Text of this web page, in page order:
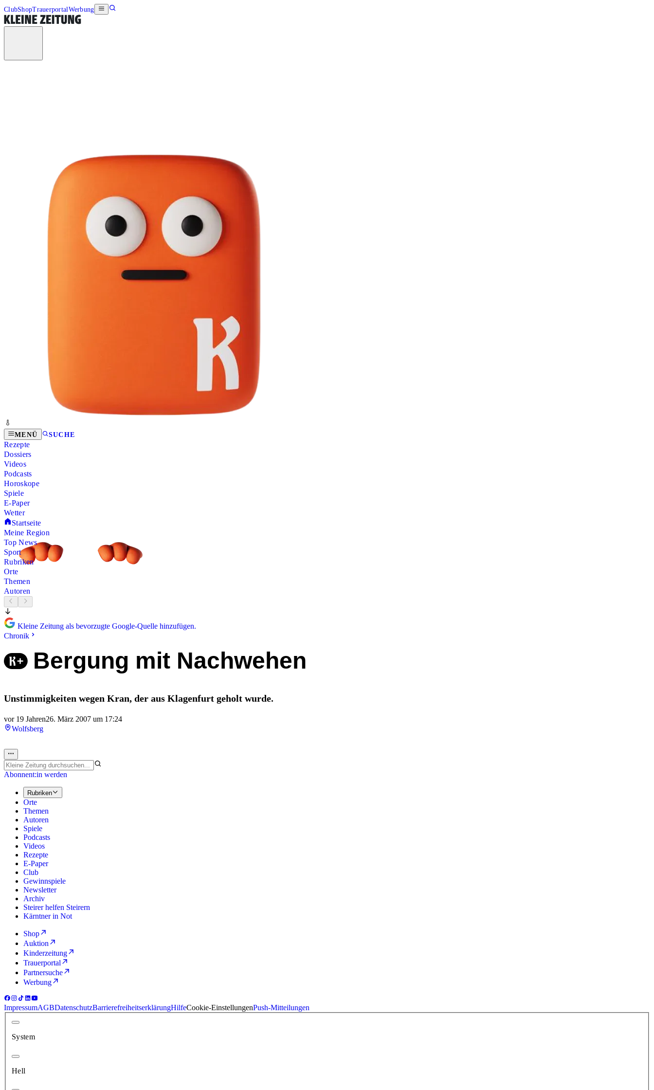
ClubShopTrauerportalWerbung
MENÜ SUCHE
Rezepte
Dossiers
Videos
Podcasts
Horoskope
Spiele
E-Paper
Wetter
Startseite
Meine Region
Top News
Sport
Rubriken
Orte
Themen
Autoren
Kleine Zeitung als bevorzugte Google-Quelle hinzufügen.
Chronik
Bergung mit Nachwehen
Unstimmigkeiten wegen Kran, der aus Klagenfurt geholt wurde.
vor 19 Jahren26. März 2007 um 17:24
Wolfsberg
Abonnent:in werden
Rubriken
Orte
Themen
Autoren
Spiele
Podcasts
Videos
Rezepte
E-Paper
Club
Gewinnspiele
Newsletter
Archiv
Steirer helfen Steirern
Kärntner in Not
Shop
Auktion
Kinderzeitung
Trauerportal
Partnersuche
Werbung
ImpressumAGBDatenschutzBarrierefreiheitserklärungHilfeCookie-EinstellungenPush-Mitteilungen
System
Hell